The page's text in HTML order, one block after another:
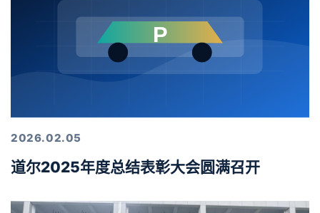
2026.02.05
道尔2025年度总结表彰大会圆满召开